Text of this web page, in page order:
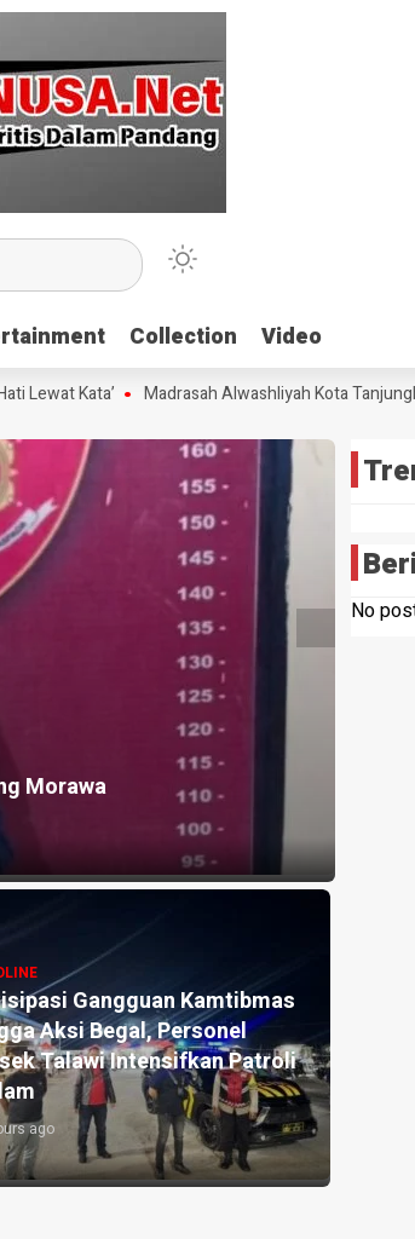
Collection Video
Collection Video
Kata’ Madrasah Alwashliyah Kota Tanjungbalai
Jadi Momentum
Rakyat
Amanat Nasional
UU ITE kepada
SMK Negeri 1 Tanjung
ago
No